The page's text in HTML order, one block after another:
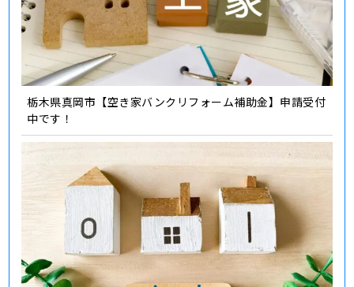
栃木県真岡市【空き家バンクリフォーム補助金】申請受付
中です！